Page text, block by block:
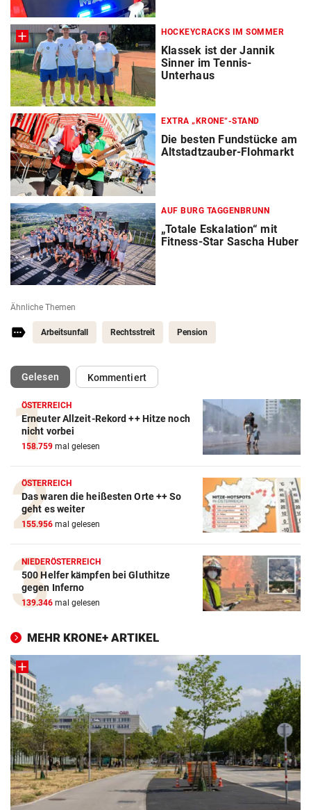
HOCKEYCRACKS IM SOMMER
Klassek ist der Jannik
Sinner im Tennis-
Unterhaus
EXTRA „KRONE“-STAND
Die besten Fundstücke am
Altstadtzauber-Flohmarkt
AUF BURG TAGGENBRUNN
„Totale Eskalation“ mit
Fitness-Star Sascha Huber
Ähnliche Themen
Arbeitsunfall Rechtsstreit Pension
Gelesen(ausgewählt)Kommentiert
ÖSTERREICH
Erneuter Allzeit-Rekord ++ Hitze noch
nicht vorbei
158.759 mal gelesen
ÖSTERREICH
Das waren die heißesten Orte ++ So
geht es weiter
155.956 mal gelesen
NIEDERÖSTERREICH
500 Helfer kämpfen bei Gluthitze
gegen Inferno
139.346 mal gelesen
MEHR KRONE+ ARTIKEL